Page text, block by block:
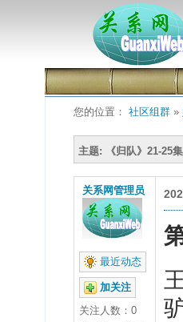
您的位置： 社区组群»
主题: 《归队》21-25集
关系网管理员
最近动态
加关注
关注人数： 0